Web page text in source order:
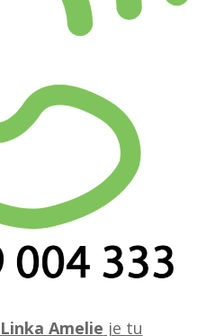
Linka Amelie je tu